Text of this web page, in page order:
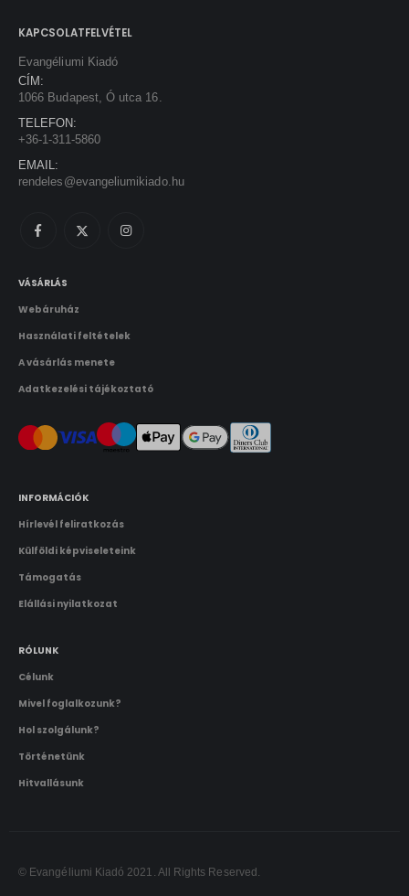
Evangéliumi Kiadó
+36-1-311-5860
EMAIL:
VÁSÁRLÁS
Adatkezelési tájékoztató
INFORMÁCIÓK
Hírlevél feliratkozás
Külföldi képviseleteink
Támogatás
Elállási nyilatkozat
Mivel foglalkozunk?